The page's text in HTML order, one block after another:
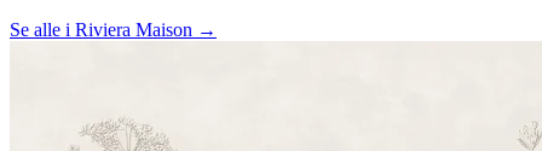
Se alle i Riviera Maison →